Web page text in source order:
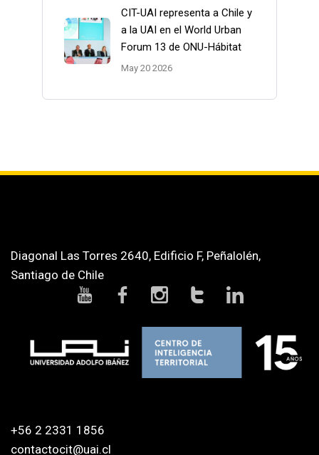
CIT-UAI representa a Chile y
a la UAI en el World Urban
Forum 13 de ONU-Hábitat
May 20 2026
Diagonal Las Torres 2640, Edificio F, Peñalolén,
Santiago de Chile
+56 2 2331 1856
contactocit@uai.cl